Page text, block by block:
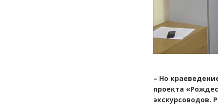
– Но
проекта
экскурсоводов.